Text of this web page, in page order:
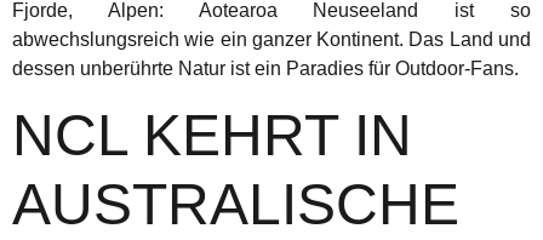
Fjorde, Alpen: Aotearoa Neuseeland ist so
abwechslungsreich wie ein ganzer Kontinent. Das Land und
dessen unberührte Natur ist ein Paradies für Outdoor-Fans.
NCL KEHRT IN
AUSTRALISCHE